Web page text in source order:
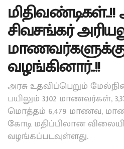
சிவசங்கர்
வழங்கினார்..!!
அரசு உதவிப்பெறும்
பயிலும் 3,102 மாணவர்கள்,
மொத்தம் 6,479 மாணவ,
கோடி மதிப்பிலான
வழங்கப்படவுள்ளது.